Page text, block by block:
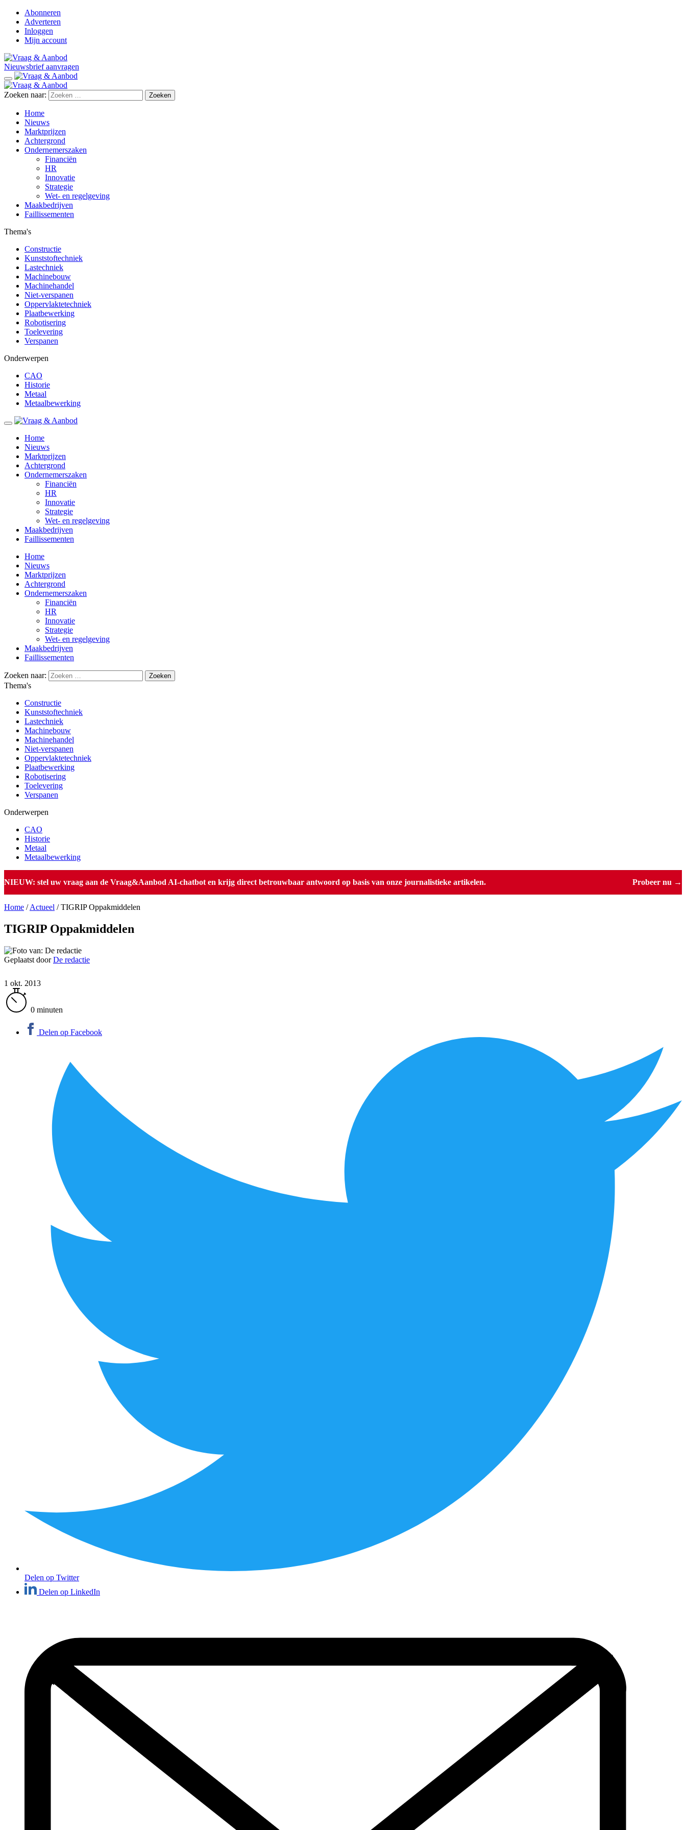
Abonneren
Adverteren
Inloggen
Mijn account
Nieuwsbrief aanvragen
Zoeken naar:
Home
Nieuws
Marktprijzen
Achtergrond
Ondernemerszaken
Financiën
HR
Innovatie
Strategie
Wet- en regelgeving
Maakbedrijven
Faillissementen
Thema's
Constructie
Kunststoftechniek
Lastechniek
Machinebouw
Machinehandel
Niet-verspanen
Oppervlaktetechniek
Plaatbewerking
Robotisering
Toelevering
Verspanen
Onderwerpen
CAO
Historie
Metaal
Metaalbewerking
Home
Nieuws
Marktprijzen
Achtergrond
Ondernemerszaken
Financiën
HR
Innovatie
Strategie
Wet- en regelgeving
Maakbedrijven
Faillissementen
Home
Nieuws
Marktprijzen
Achtergrond
Ondernemerszaken
Financiën
HR
Innovatie
Strategie
Wet- en regelgeving
Maakbedrijven
Faillissementen
Zoeken naar:
Thema's
Constructie
Kunststoftechniek
Lastechniek
Machinebouw
Machinehandel
Niet-verspanen
Oppervlaktetechniek
Plaatbewerking
Robotisering
Toelevering
Verspanen
Onderwerpen
CAO
Historie
Metaal
Metaalbewerking
NIEUW: stel uw vraag aan de Vraag&Aanbod AI-chatbot en krijg direct betrouwbaar antwoord op basis van onze journalistieke artikelen. Probeer nu →
Home /Actueel /TIGRIP Oppakmiddelen
TIGRIP Oppakmiddelen
Geplaatst doorDe redactie
1 okt. 2013
0 minuten
Delen op Facebook
Delen op Twitter
Delen op LinkedIn